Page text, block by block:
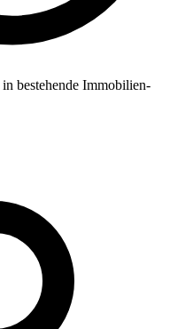
bestehende Immobilien-